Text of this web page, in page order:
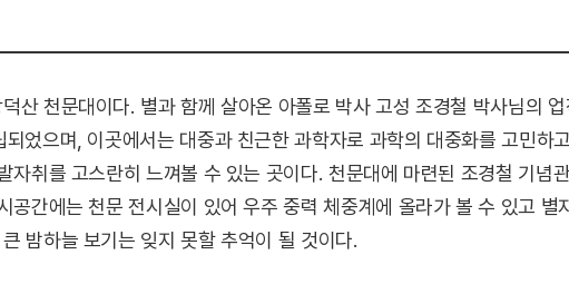
산 천문대이다. 별과 함께 살아온 아폴로 박사 고성 조경철 박사님의
었으며, 이곳에서는 대중과 친근한 과학자로 과학의 대중화를 고민하
자취를 고스란히 느껴볼 수 있는 곳이다. 천문대에 마련된 조경철 기념
공간에는 천문 전시실이 있어 우주 중력 체중계에 올라가 볼 수 있고 별
밤하늘 보기는 잊지 못할 추억이 될 것이다.